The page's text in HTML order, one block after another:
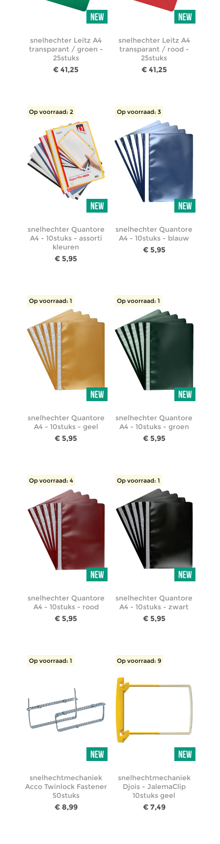
snelhechter Leitz A4
transparant / groen -
25stuks
€ 41,25
snelhechter Leitz A4
transparant / rood -
25stuks
€ 41,25
Op voorraad: 2
snelhechter Quantore
A4 - 10stuks - assorti
kleuren
€ 5,95
Op voorraad: 3
snelhechter Quantore
A4 - 10stuks - blauw
€ 5,95
Op voorraad: 1
snelhechter Quantore
A4 - 10stuks - geel
€ 5,95
Op voorraad: 1
snelhechter Quantore
A4 - 10stuks - groen
€ 5,95
Op voorraad: 4
snelhechter Quantore
A4 - 10stuks - rood
€ 5,95
Op voorraad: 1
snelhechter Quantore
A4 - 10stuks - zwart
€ 5,95
Op voorraad: 1
snelhechtmechaniek
Acco Twinlock Fastener
50stuks
€ 8,99
Op voorraad: 9
snelhechtmechaniek
Djois - JalemaClip
10stuks geel
€ 7,49